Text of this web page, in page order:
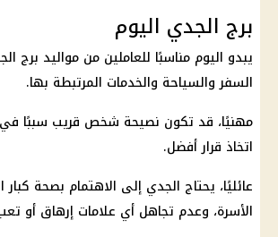
برج الجدي اليوم
يبدو اليوم مناسبًا للعاملين من مواليد برج
السفر والسياحة والخدمات المرتبطة بها.
مهنيًا، قد تكون نصيحة شخص قريب سببًا
اتخاذ قرار أفضل.
عائليًا، يحتاج الجدي إلى الاهتمام بصحة
الأسرة، وعدم تجاهل أي علامات إرهاق أو